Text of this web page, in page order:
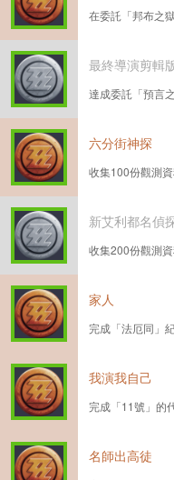
在委託「邦布之
最終導演剪輯
達成委託「預言
六分街神探
收集100份觀測資
新艾利都名偵
收集200份觀測資
家人
完成「法厄同」紀
我演我自己
完成「11號」的
名師出高徒